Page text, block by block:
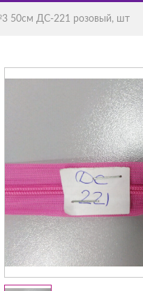
50см ДС-221 розовый, шт